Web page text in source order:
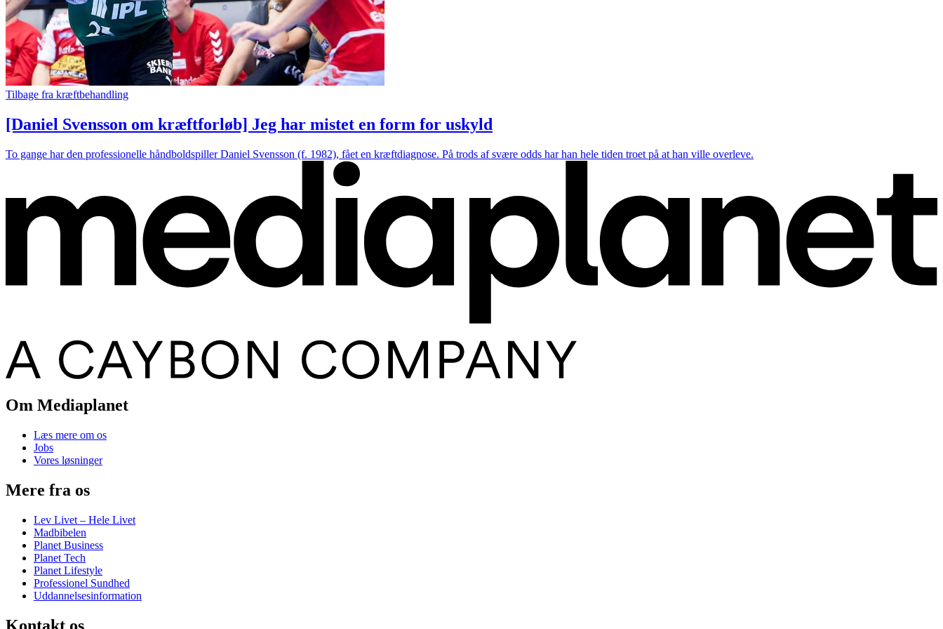
Tilbage fra kræftbehandling
[Daniel Svensson om kræftforløb] Jeg har mistet en form for uskyld
To gange har den professionelle håndboldspiller Daniel Svensson (f. 1982), fået en kræftdiagnose. På trods af svære odds har han hele tiden troet på at han ville overleve.
Om Mediaplanet
Læs mere om os
Jobs
Vores løsninger
Mere fra os
Lev Livet – Hele Livet
Madbibelen
Planet Business
Planet Tech
Planet Lifestyle
Professionel Sundhed
Uddannelsesinformation
Kontakt os